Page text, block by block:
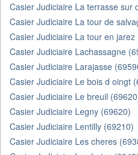
Casier Judiciaire La terrasse sur
Casier Judiciaire La tour de
Casier Judiciaire La tour en jarez
Casier Judiciaire Lachassagne
Casier Judiciaire Larajasse
Casier Judiciaire Le bois d oingt
Casier Judiciaire Le breuil
Casier Judiciaire Legny (69620)
Casier Judiciaire Lentilly (69210)
Casier Judiciaire Les cheres